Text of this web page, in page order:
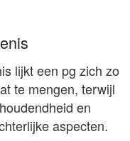
lijkt een pg zich zo
te mengen, terwijl
en
aspecten.